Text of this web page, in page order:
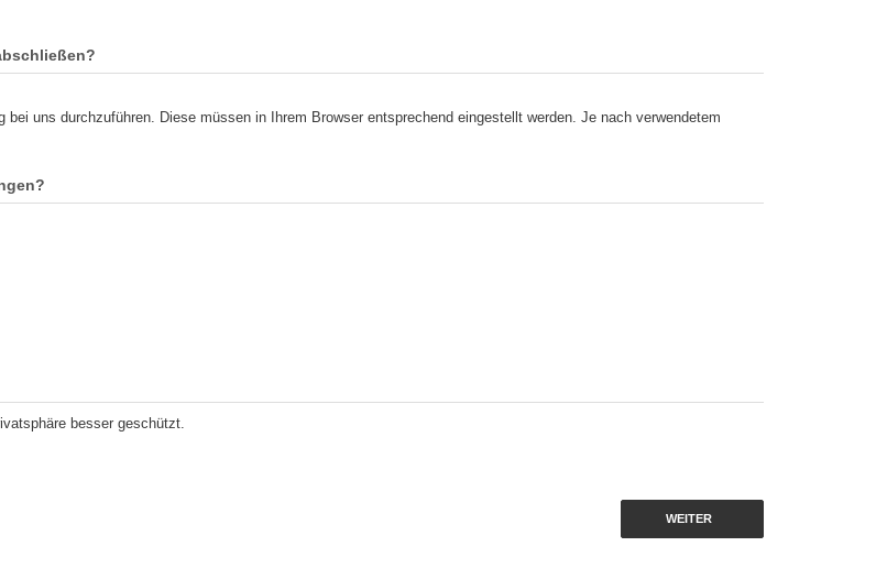
uns durchzuführen. Diese müssen in Ihrem Browser entsprechend eingestellt werden. Je nach verwendetem
besser geschützt.
WEITER